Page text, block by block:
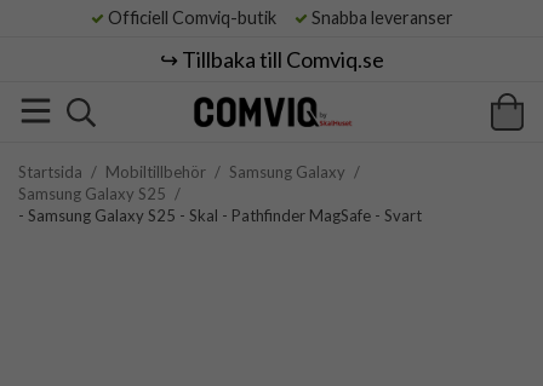
Officiell Comviq-butik Snabba leveranser
↪️ Tillbaka till Comviq.se
Startsida / Mobiltillbehör / Samsung Galaxy /
Samsung Galaxy S25 /
- Samsung Galaxy S25 - Skal - Pathfinder MagSafe - Svart